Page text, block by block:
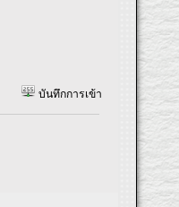
บันทึกการเข้า